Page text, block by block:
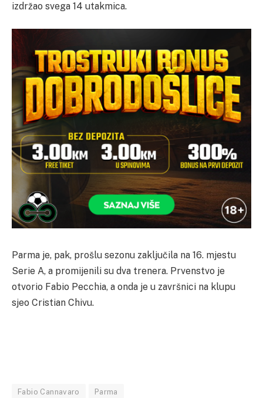
izdržao svega 14 utakmica.
Parma je, pak, prošlu sezonu zaključila na 16. mjestu
Serie A, a promijenili su dva trenera. Prvenstvo je
otvorio Fabio Pecchia, a onda je u završnici na klupu
sjeo Cristian Chivu.
Fabio Cannavaro Parma